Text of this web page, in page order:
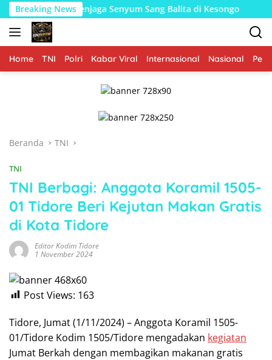
Langsung
ke
konten
Breaking News
Menjaga Senyum Sang Balita di Kesongo Sentuhan
Home TNI Polri Kabar Viral Internasional Nasional
Beranda TNI
TNI
TNI Berbagi: Anggota Koramil 1505-
01 Tidore Beri Kejutan Makan Gratis
di Kota Tidore
Editor Kodim Tidore
1 November 2024
Post Views: 163
Tidore, Jumat (1/11/2024) – Anggota Koramil 1505-
01/Tidore Kodim 1505/Tidore mengadakan kegiatan
Jumat Berkah dengan membagikan makanan gratis